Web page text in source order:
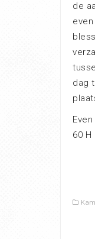
de
dag
60 H